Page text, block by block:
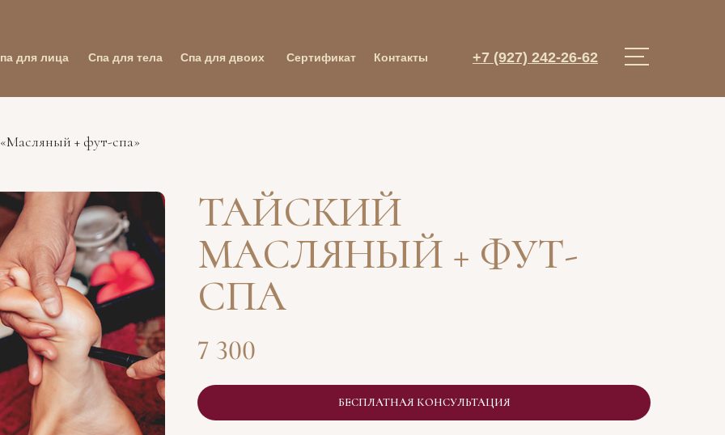
для лица Спа для тела +7 (927) 242-26-62
Сертификат Контакты
Спа для двоих
+ фут-спа»
ТАЙСКИЙ
МАСЛЯНЫЙ + ФУТ-
СПА
7 300
БЕСПЛАТНАЯ КОНСУЛЬТАЦИЯ